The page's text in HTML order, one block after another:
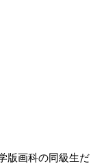
版画科の同級生だ